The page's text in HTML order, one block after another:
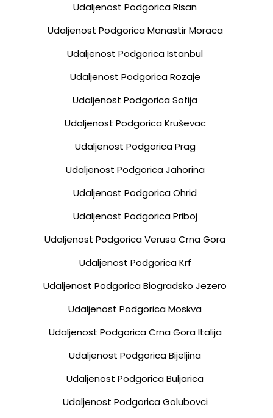
Udaljenost Podgorica Risan
Udaljenost Podgorica Manastir Moraca
Udaljenost Podgorica Istanbul
Udaljenost Podgorica Rozaje
Udaljenost Podgorica Sofija
Udaljenost Podgorica Kruševac
Udaljenost Podgorica Prag
Udaljenost Podgorica Jahorina
Udaljenost Podgorica Ohrid
Udaljenost Podgorica Priboj
Udaljenost Podgorica Verusa Crna Gora
Udaljenost Podgorica Krf
Udaljenost Podgorica Biogradsko Jezero
Udaljenost Podgorica Moskva
Udaljenost Podgorica Crna Gora Italija
Udaljenost Podgorica Bijeljina
Udaljenost Podgorica Buljarica
Udaljenost Podgorica Golubovci